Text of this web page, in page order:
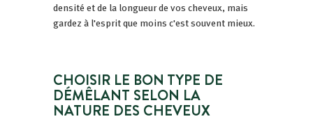
densité et de la longueur de vos cheveux, mais
gardez à l'esprit que moins c'est souvent mieux.
CHOISIR LE BON TYPE DE
DÉMÊLANT SELON LA
NATURE DES CHEVEUX